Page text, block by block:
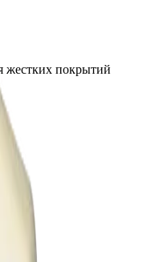
жестких покрытий